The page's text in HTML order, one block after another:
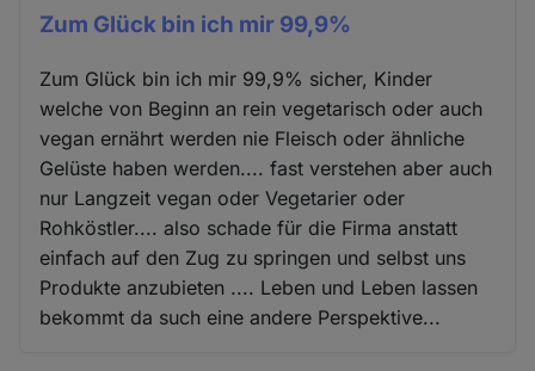
Zum Glück bin ich mir 99,9%
Zum Glück bin ich mir 99,9% sicher, Kinder
welche von Beginn an rein vegetarisch oder auch
vegan ernährt werden nie Fleisch oder ähnliche
Gelüste haben werden.... fast verstehen aber auch
nur Langzeit vegan oder Vegetarier oder
Rohköstler.... also schade für die Firma anstatt
einfach auf den Zug zu springen und selbst uns
Produkte anzubieten .... Leben und Leben lassen
bekommt da such eine andere Perspektive...